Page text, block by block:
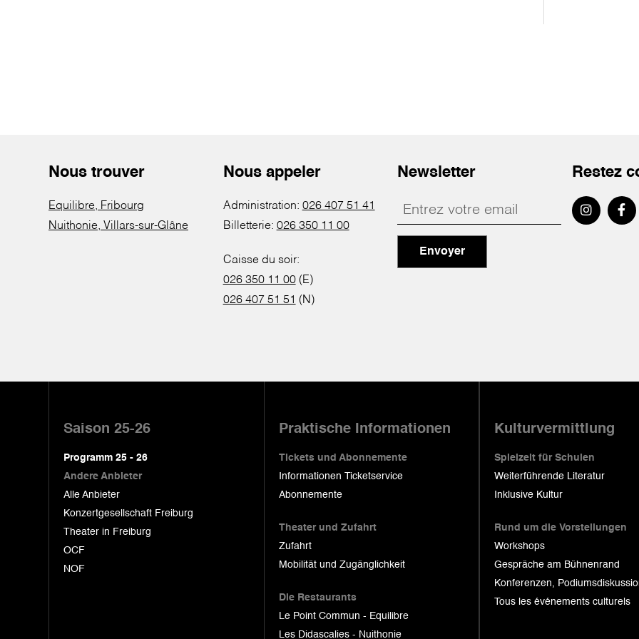
Nous trouver
Equilibre, Fribourg
Nuithonie, Villars-sur-Glâne
Nous appeler
Administration: 026 407 51 41
Billetterie: 026 350 11 00
Caisse du soir:
026 350 11 00(E)
026 407 51 51 (N)
Newsletter
Envoyer
Restez
Saison 25-26
Programm 25 - 26
Andere Anbieter
Alle Anbieter
Konzertgesellschaft Freiburg
Theater in Freiburg
OCF
NOF
Praktische Informationen
Tickets und Abonnemente
Informationen Ticketservice
Abonnemente
Theater und Zufahrt
Zufahrt
Mobilität und Zugänglichkeit
Die Restaurants
Le Point Commun - Equilibre
Les Didascalies - Nuithonie
Kulturvermittlung
Spielzeit für Schulen
Weiterführende Literatur
Inklusive Kultur
Rund um die Vorstellungen
Workshops
Gespräche am Bühnenrand
Konferenzen,
Tous les événements culturels